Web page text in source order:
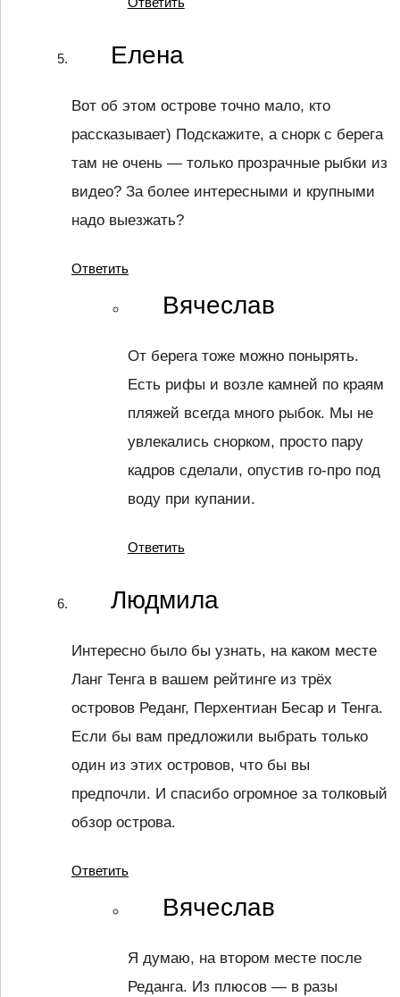
Елена
Вот об этом острове точно мало, кто
рассказывает) Подскажите, а снорк с берега
там не очень — только прозрачные рыбки из
видео? За более интересными и крупными
надо выезжать?
Ответить
Вячеслав
От берега тоже можно понырять.
Есть рифы и возле камней по краям
пляжей всегда много рыбок. Мы не
увлекались снорком, просто пару
кадров сделали, опустив го-про под
воду при купании.
Ответить
Людмила
Интересно было бы узнать, на каком месте
Ланг Тенга в вашем рейтинге из трёх
островов Реданг, Перхентиан Бесар и Тенга.
Если бы вам предложили выбрать только
один из этих островов, что бы вы
предпочли. И спасибо огромное за толковый
обзор острова.
Ответить
Вячеслав
Я думаю, на втором месте после
Реданга. Из плюсов — в разы